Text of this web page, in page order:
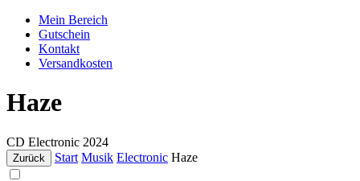
Mein Bereich
Gutschein
Kontakt
Versandkosten
Haze
CD Electronic 2024
Zurück Start Musik Electronic Haze